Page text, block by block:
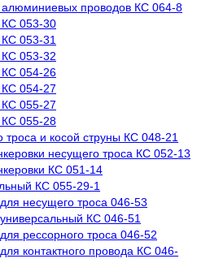
проводов КС 064-8
053-30
053-31
053-32
054-26
054-27
055-27
055-28
троса и косой струны КС 048-21
несущего троса КС 052-13
КС 051-14
КС 055-29-1
несущего троса 046-53
КС 046-51
рессорного троса 046-52
контактного провода КС 046-